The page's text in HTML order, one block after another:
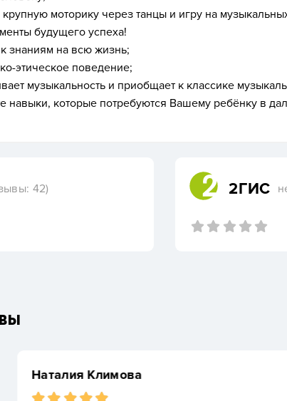
моторику через танцы и игру на
будущего успеха!
знаниям на всю жизнь;
этическое поведение;
музыкальность и приобщает к классике
навыки, которые потребуются Вашему ребёнку в
42) 2ГИС